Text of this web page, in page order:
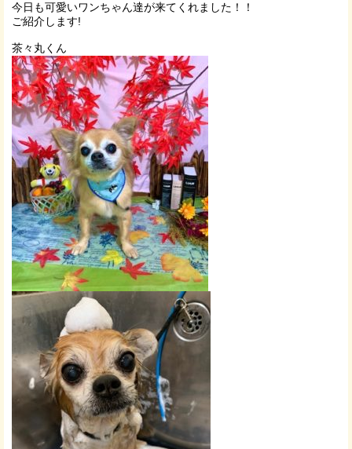
今日も可愛いワンちゃん達が来てくれました！！
ご紹介します!
茶々丸くん